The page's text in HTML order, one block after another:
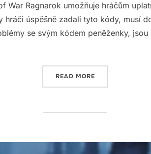
War Ragnarok umožňuje hráčům
úspěšně zadali tyto kódy, musí
se svým kódem peněženky,
READ MORE